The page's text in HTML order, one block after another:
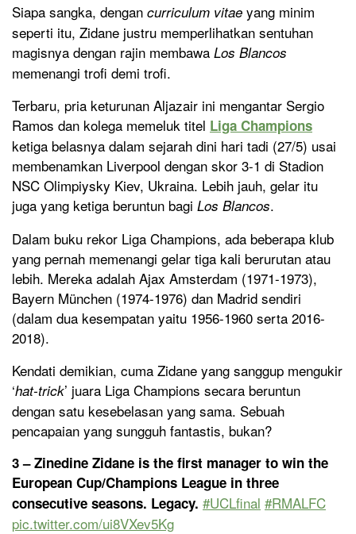
Siapa sangka, dengan curriculum vitae yang minim
seperti itu, Zidane justru memperlihatkan sentuhan
magisnya dengan rajin membawa Los Blancos
memenangi trofi demi trofi.
Terbaru, pria keturunan Aljazair ini mengantar Sergio
Ramos dan kolega memeluk titel Liga Champions
ketiga belasnya dalam sejarah dini hari tadi (27/5) usai
membenamkan Liverpool dengan skor 3-1 di Stadion
NSC Olimpiysky Kiev, Ukraina. Lebih jauh, gelar itu
juga yang ketiga beruntun bagi Los Blancos.
Dalam buku rekor Liga Champions, ada beberapa klub
yang pernah memenangi gelar tiga kali berurutan atau
lebih. Mereka adalah Ajax Amsterdam (1971-1973),
Bayern München (1974-1976) dan Madrid sendiri
(dalam dua kesempatan yaitu 1956-1960 serta 2016-
2018).
Kendati demikian, cuma Zidane yang sanggup mengukir
‘hat-trick’ juara Liga Champions secara beruntun
dengan satu kesebelasan yang sama. Sebuah
pencapaian yang sungguh fantastis, bukan?
3 – Zinedine Zidane is the first manager to win the
European Cup/Champions League in three
consecutive seasons. Legacy. #UCLfinal #RMALFC
pic.twitter.com/ui8VXev5Kg